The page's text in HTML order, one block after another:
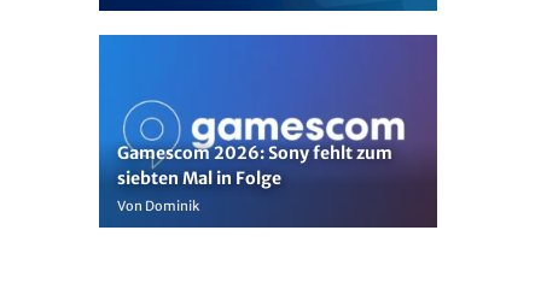
Gamescom 2026: Sony fehlt zum
siebten Mal in Folge
Von Dominik